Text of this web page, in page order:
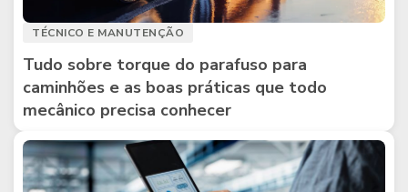
TÉCNICO E MANUTENÇÃO
Tudo sobre torque do parafuso para
caminhões e as boas práticas que todo
mecânico precisa conhecer